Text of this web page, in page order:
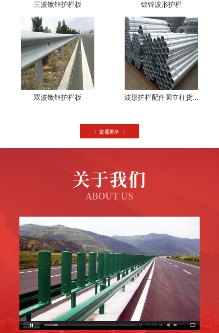
三波镀锌护栏板 镀锌波形护栏
双波镀锌护栏板 波形护栏配件圆立柱货...
关于我们
ABOUT US